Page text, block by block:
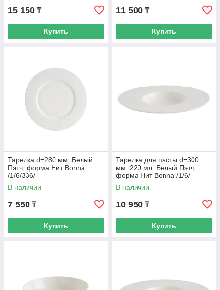
15 150 ₸
Купить
11 500 ₸
Купить
Тарелка d=280 мм. Белый
Пэтч, форма Нит Bonna
/1/6/336/
В наличии
7 550 ₸
Купить
Тарелка для пасты d=300
мм. 220 мл. Белый Пэтч,
форма Нит Bonna /1/6/
В наличии
10 950 ₸
Купить